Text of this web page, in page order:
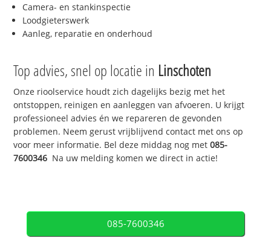
Camera- en stankinspectie
Loodgieterswerk
Aanleg, reparatie en onderhoud
Top advies, snel op locatie in Linschoten
Onze rioolservice houdt zich dagelijks bezig met het
ontstoppen, reinigen en aanleggen van afvoeren. U krijgt
professioneel advies én we repareren de gevonden
problemen. Neem gerust vrijblijvend contact met ons op
voor meer informatie. Bel deze middag nog met085-
7600346 Na uw melding komen we direct in actie!
085-7600346